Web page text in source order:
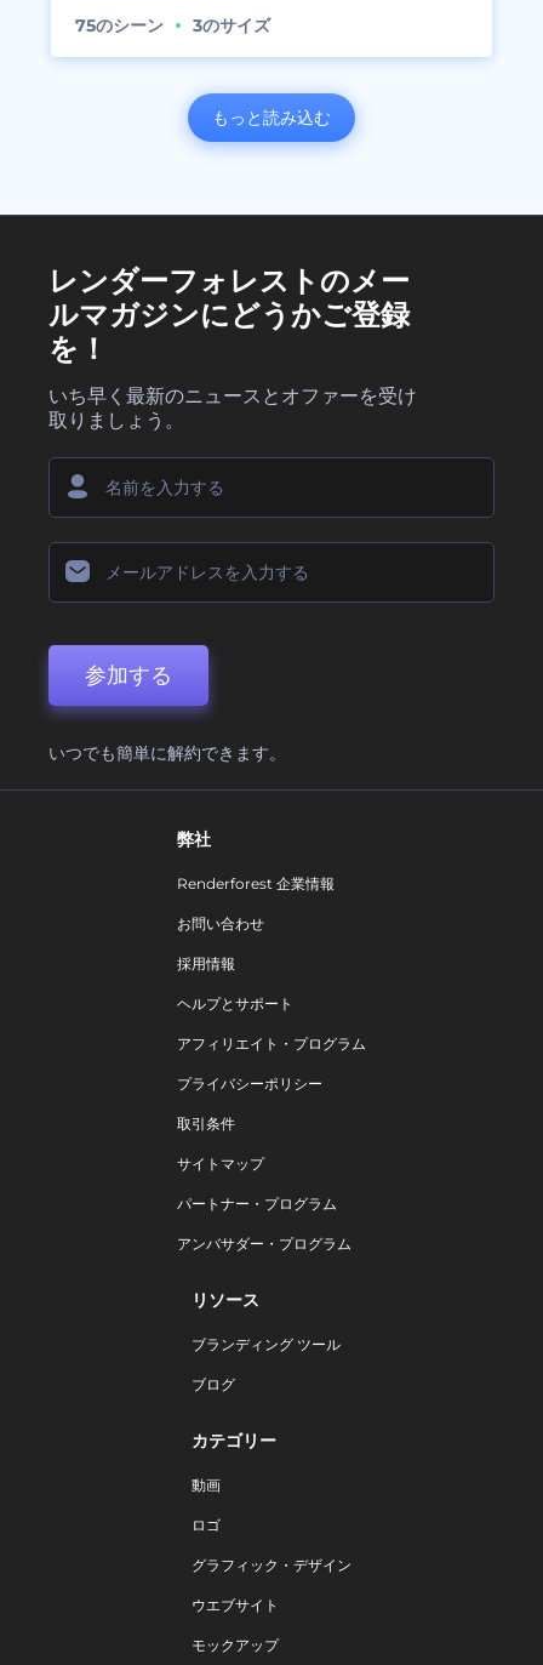
75のシーン 3のサイズ
もっと読み込む
レンダーフォレストのメー
ルマガジンにどうかご登録
を！
いち早く最新のニュースとオファーを受け
取りましょう。
参加する
いつでも簡単に解約できます。
弊社
Renderforest 企業情報
お問い合わせ
採用情報
ヘルプとサポート
アフィリエイト・プログラム
プライバシーポリシー
取引条件
サイトマップ
パートナー・プログラム
アンバサダー・プログラム
リソース
ブランディング ツール
ブログ
カテゴリー
動画
ロゴ
グラフィック・デザイン
ウエブサイト
モックアップ